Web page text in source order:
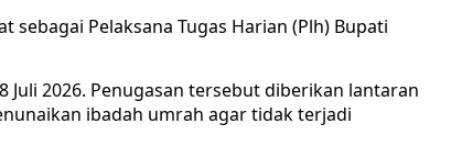
sebagai Pelaksana Tugas Harian (Plh) Bupati
2026. Penugasan tersebut diberikan lantaran
ibadah umrah agar tidak terjadi